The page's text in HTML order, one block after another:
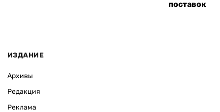
поставок
ИЗДАНИЕ
Архивы
Редакция
Реклама